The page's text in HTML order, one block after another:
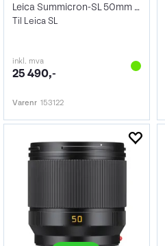
Leica Summicron-SL 50mm f/2 ASPH
Til Leica SL
inkl. mva
25 490,-
Varenr 153122